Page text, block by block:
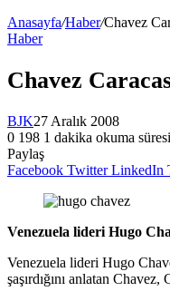
Anasayfa/Haber/Chavez
Haber
Chavez
BJK27 Aralık 2008
0 198 1 dakika okuma süresi
Paylaş
Facebook Twitter LinkedIn
Venezuela lideri Hugo
Venezuela lideri Hugo
şaşırdığını anlatan